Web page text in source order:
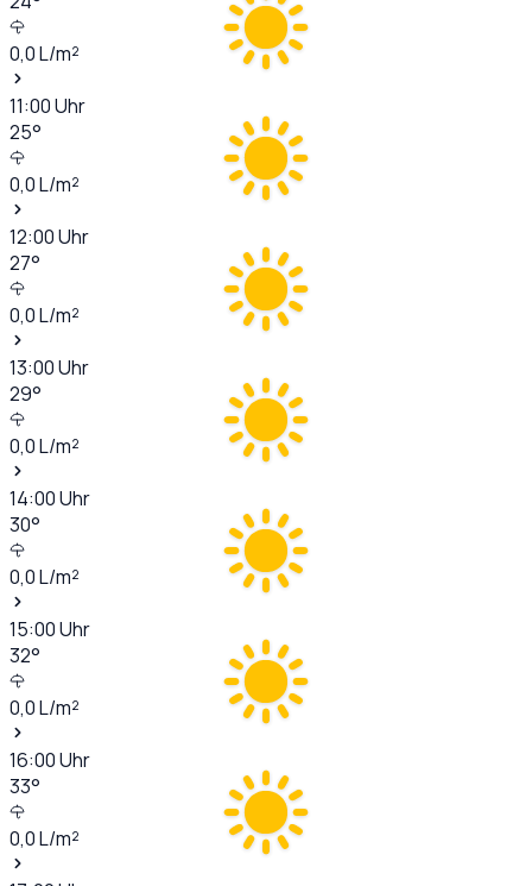
0,0L/m²
11:00Uhr
25°
0,0L/m²
12:00Uhr
27°
0,0L/m²
13:00Uhr
29°
0,0L/m²
14:00Uhr
30°
0,0L/m²
15:00Uhr
32°
0,0L/m²
16:00Uhr
33°
0,0L/m²